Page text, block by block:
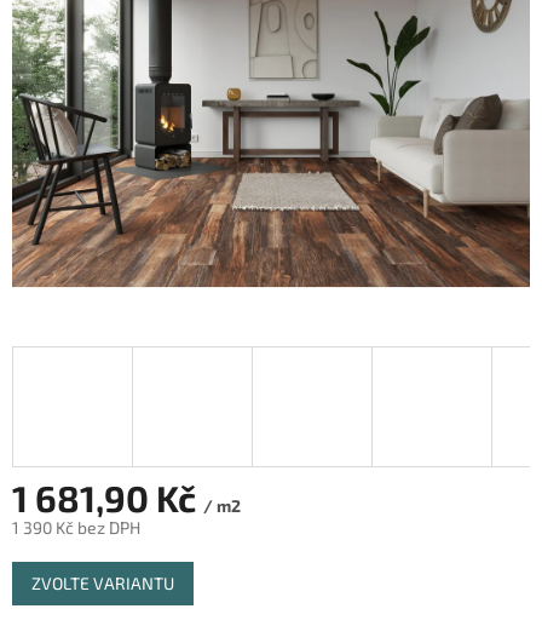
1 681,90 Kč / m2
1 390 Kč bez DPH
Měrná
cena:
ZVOLTE VARIANTU